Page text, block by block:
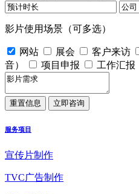
影片使用场景（可多选）
网站 展会 客户来访
音）
项目申报 工作汇报
服务项目
宣传片制作
TVC广告制作